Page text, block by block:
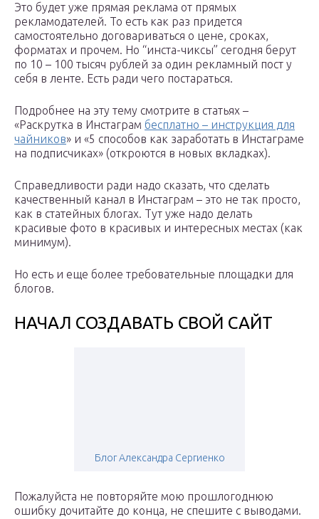
Это будет уже прямая реклама от прямых
рекламодателей. То есть как раз придется
самостоятельно договариваться о цене, сроках,
форматах и прочем. Но “инста-чиксы” сегодня берут
по 10 – 100 тысяч рублей за один рекламный пост у
себя в ленте. Есть ради чего постараться.
Подробнее на эту тему смотрите в статьях –
«Раскрутка в Инстаграм бесплатно – инструкция для
чайников» и «5 способов как заработать в Инстаграме
на подписчиках» (откроются в новых вкладках).
Справедливости ради надо сказать, что сделать
качественный канал в Инстаграм – это не так просто,
как в статейных блогах. Тут уже надо делать
красивые фото в красивых и интересных местах (как
минимум).
Но есть и еще более требовательные площадки для
блогов.
НАЧАЛ СОЗДАВАТЬ СВОЙ САЙТ
Блог Алeксандра Сергиенко
Пожалуйста не повторяйте мою прошлогоднюю
ошибку дочитайте до конца, не спешите с выводами.